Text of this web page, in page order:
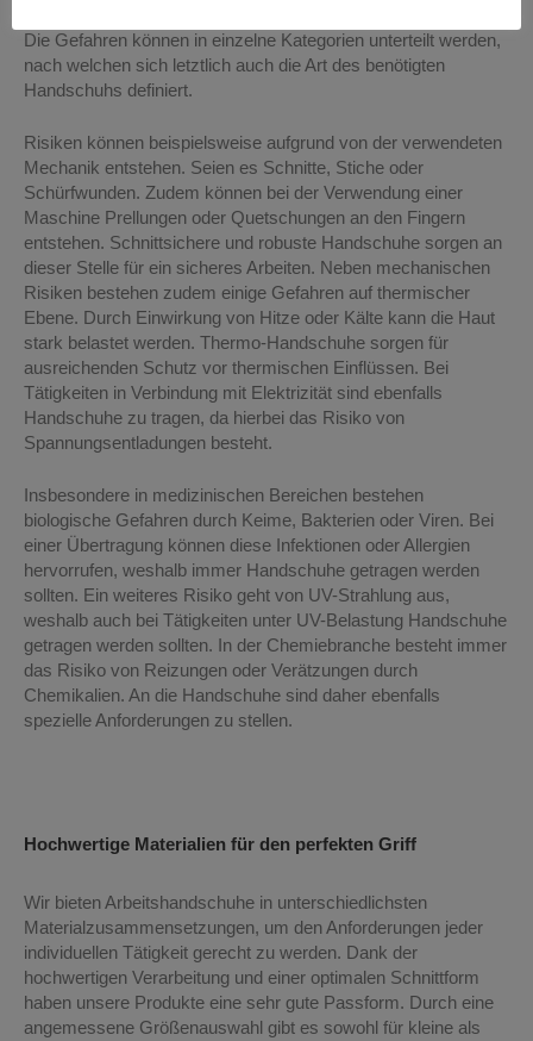
Die Gefahren können in einzelne Kategorien unterteilt werden,
nach welchen sich letztlich auch die Art des benötigten
Handschuhs definiert.
Risiken können beispielsweise aufgrund von der verwendeten
Mechanik entstehen. Seien es Schnitte, Stiche oder
Schürfwunden. Zudem können bei der Verwendung einer
Maschine Prellungen oder Quetschungen an den Fingern
entstehen. Schnittsichere und robuste Handschuhe sorgen an
dieser Stelle für ein sicheres Arbeiten. Neben mechanischen
Risiken bestehen zudem einige Gefahren auf thermischer
Ebene. Durch Einwirkung von Hitze oder Kälte kann die Haut
stark belastet werden. Thermo-Handschuhe sorgen für
ausreichenden Schutz vor thermischen Einflüssen. Bei
Tätigkeiten in Verbindung mit Elektrizität sind ebenfalls
Handschuhe zu tragen, da hierbei das Risiko von
Spannungsentladungen besteht.
Insbesondere in medizinischen Bereichen bestehen
biologische Gefahren durch Keime, Bakterien oder Viren. Bei
einer Übertragung können diese Infektionen oder Allergien
hervorrufen, weshalb immer Handschuhe getragen werden
sollten. Ein weiteres Risiko geht von UV-Strahlung aus,
weshalb auch bei Tätigkeiten unter UV-Belastung Handschuhe
getragen werden sollten. In der Chemiebranche besteht immer
das Risiko von Reizungen oder Verätzungen durch
Chemikalien. An die Handschuhe sind daher ebenfalls
spezielle Anforderungen zu stellen.
Hochwertige Materialien für den perfekten Griff
Wir bieten Arbeitshandschuhe in unterschiedlichsten
Materialzusammensetzungen, um den Anforderungen jeder
individuellen Tätigkeit gerecht zu werden. Dank der
hochwertigen Verarbeitung und einer optimalen Schnittform
haben unsere Produkte eine sehr gute Passform. Durch eine
angemessene Größenauswahl gibt es sowohl für kleine als